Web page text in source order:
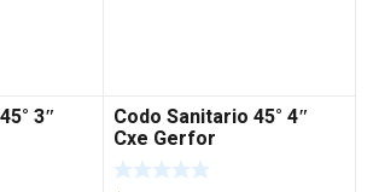
3″ Codo Sanitario 45° 4″
Cxe Gerfor